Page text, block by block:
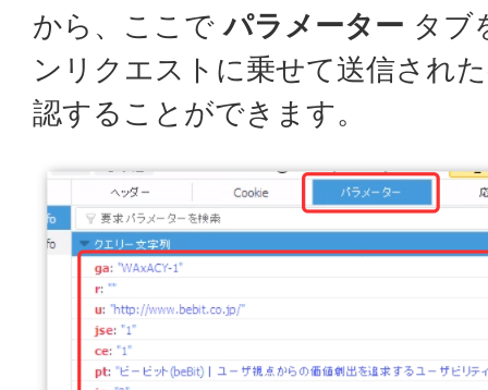
から、ここでパラメーター タブ
ンリクエストに乗せて送信され
認することができます。